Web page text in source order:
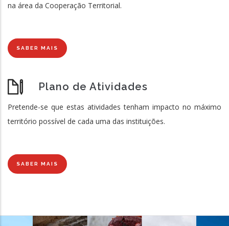
na área da Cooperação Territorial.
SABER MAIS
Plano de Atividades
Pretende-se que estas atividades tenham impacto no máximo
território possível de cada uma das instituições.
SABER MAIS